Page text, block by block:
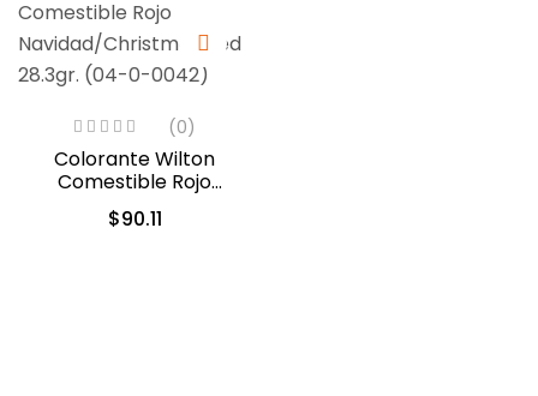
(0)
Colorante Wilton
Comestible Rojo
Navidad/Christmas Red
28.3gr. (04-0-0042)
$90.11